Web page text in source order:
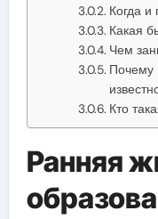
Когда и
Какая
Чем
Почему
Кто
Ранняя